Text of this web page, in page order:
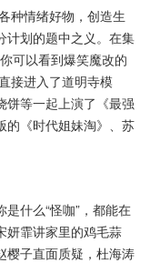
情绪好物，创造生
计划的题中之义。在集
可以看到爆笑魔改的
接进入了道明寺模
饼等一起上演了《最强
的《时代姐妹淘》、苏
什么“怪咖”，都能在
妍霏讲家里的鸡毛蒜
樱子直面质疑，杜海涛